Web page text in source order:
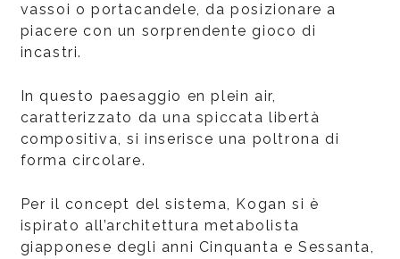
vassoi o portacandele, da posizionare a
piacere con un sorprendente gioco di
incastri.
In questo paesaggio en plein air,
caratterizzato da una spiccata libertà
compositiva, si inserisce una poltrona di
forma circolare.
Per il concept del sistema, Kogan si è
ispirato all’architettura metabolista
giapponese degli anni Cinquanta e Sessanta,